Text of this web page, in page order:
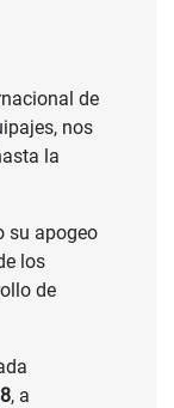
de
nos
la
su apogeo
los
de
, a